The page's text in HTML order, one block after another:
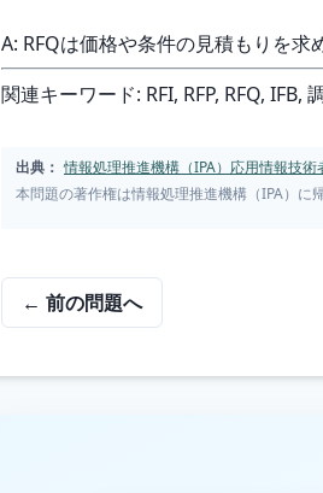
A: RFQは価格や条件の見積もりを求
関連キーワード: RFI, RFP, RFQ,
出典： 情報処理推進機構（IPA）応用情報技
本問題の著作権は情報処理推進機構（IPA）に
← 前の問題へ